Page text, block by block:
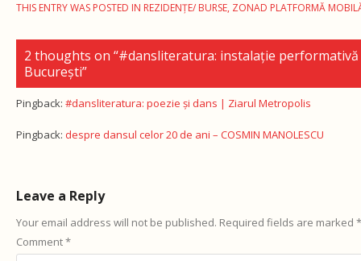
THIS ENTRY WAS POSTED IN REZIDENȚE/ BURSE, ZONAD PLATFORMĂ
2 thoughts on “#dansliteratura: instalație performativă
București”
Pingback: #dansliteratura: poezie și dans | Ziarul Metropolis
Pingback: despre dansul celor 20 de ani – COSMIN MANOLESCU
Leave a Reply
Your email address will not be published. Required fields are marked *
Comment*